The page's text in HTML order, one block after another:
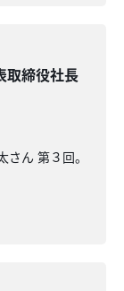
取締役社長
ん 第３回。